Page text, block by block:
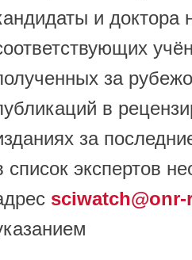
и доктора
за
в
за
список экспертов